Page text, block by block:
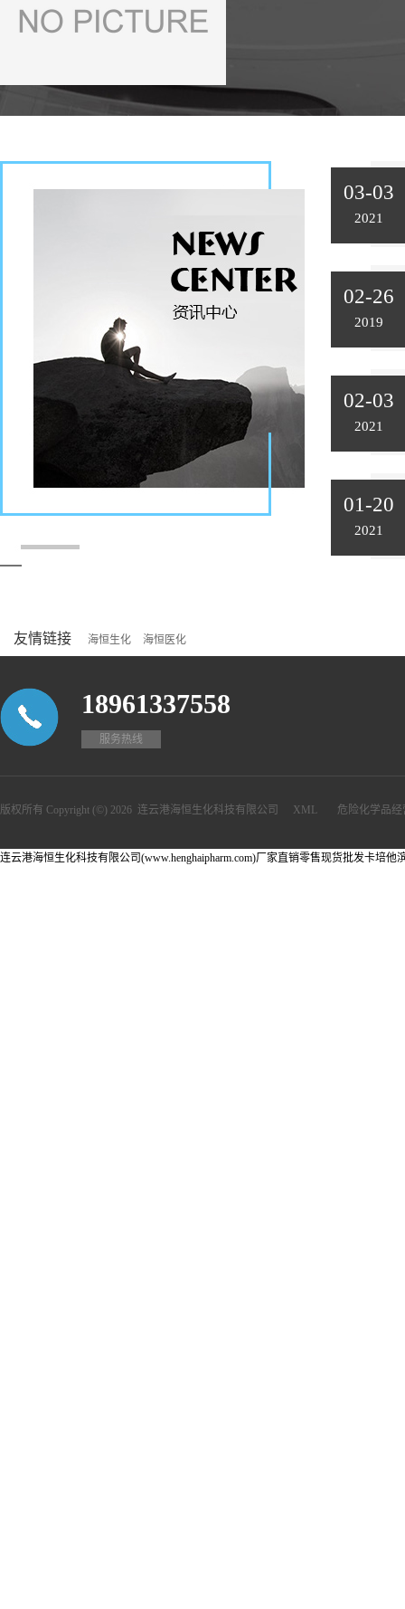
03-03
2021
02-26
2019
02-03
2021
01-20
2021
友情链接 海恒生化 海恒医化
18961337558
服务热线
版权所有 Copyright (©) 2026 连云港海恒生化科技有限公司 XML 危险化学品
连云港海恒生化科技有限公司(www.henghaipharm.com)厂家直销零售现货批发卡培